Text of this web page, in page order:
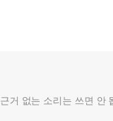
거 없는 소리는 쓰면 안